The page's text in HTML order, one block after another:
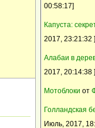
Щенки -
00:58:17]
Капуста:
2017, 23:21:32 ]
Алабаи в
2017, 20:14:38 ]
Мотоблоки от
Голландская
Июль, 2017,